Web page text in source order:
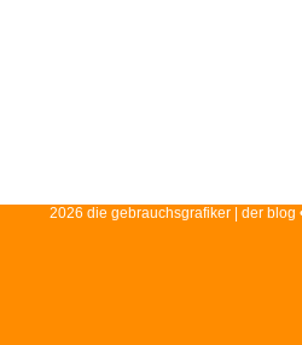
2026 die gebrauchsgrafiker | der blog